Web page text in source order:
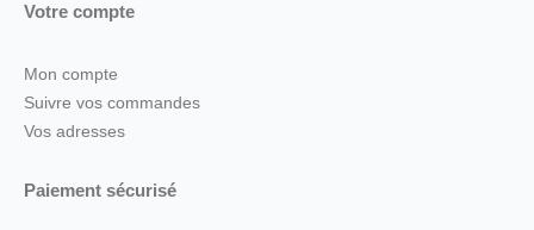
Votre compte
Mon compte
Suivre vos commandes
Vos adresses
Paiement sécurisé